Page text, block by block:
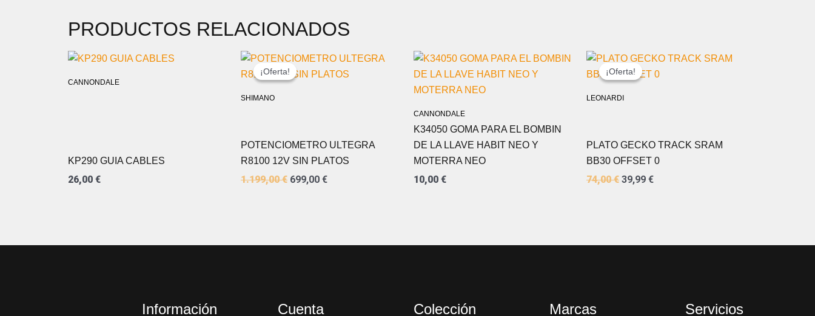
PRODUCTOS RELACIONADOS
CANNONDALE
KP290 GUIA CABLES
26,00 €
¡Oferta!
SHIMANO
¡Oferta!
POTENCIOMETRO ULTEGRA
R8100 12V SIN PLATOS
1.199,00€
EL
PRECIO
ORIGINAL
699,00 €
EL
PRECIO
ACTUAL
CANNONDALE
K34050 GOMA PARA EL BOMBIN
DE LA LLAVE HABIT NEO Y
MOTERRA NEO
10,00 €
¡Oferta!
LEONARDI
¡Oferta!
PLATO GECKO TRACK SRAM
BB30 OFFSET 0
74,00€
EL
PRECIO
ORIGINAL
74,00 €.
39,99 €
EL
PRECIO
ACTUAL
Información Cuenta Colección Marcas Servicios